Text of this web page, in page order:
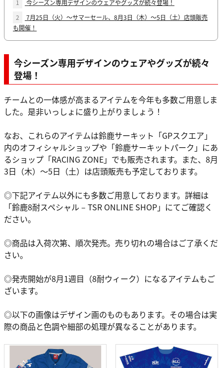
1
今シーズン専用デザインのウェアやグッズが続々登場！
2
7月25日（火）～サマーセール、8月3日（木）～5日（土）店頭販売
も開催！
今シーズン専用デザインのウェアやグッズが続々
登場！
チームとの一体感が高まるアイテムを今年も多数ご用意しま
した。是非いっしょに盛り上がりましょう！
なお、これらのアイテムは鈴鹿サーキット「GPスクエア」
内のオフィシャルショップや「鈴鹿サーキットパーク」にあ
るショップ「RACING ZONE」でも販売されます。また、8月
3日（木）～5日（土）は店頭販売も予定しております。
◎下記アイテム以外にも多数ご用意しております。詳細は
「鈴鹿8耐スペシャル – TSR ONLINE SHOP」にてご確認く
ださい。
◎商品は入荷次第、順次発売。売り切れの場合はご了承くだ
さい。
◎発売開始が8月1週目（8耐ウィーク）になるアイテムもご
ざいます。
◎以下の画像はデザイン画のものもあります。その場合は実
際の商品と色調や細部の処理が異なることがあります。